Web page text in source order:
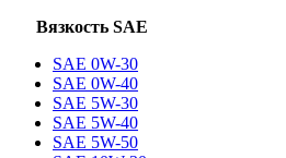
Вязкость SAE
SAE 0W-30
SAE 0W-40
SAE 5W-30
SAE 5W-40
SAE 5W-50